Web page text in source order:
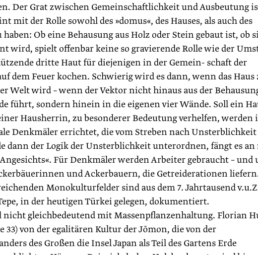
Der Grat zwischen Gemeinschaftlichkeit und Ausbeutung
mit der Rolle sowohl des »domus«, des Hauses, als auch des
Ob eine Behausung aus Holz oder Stein gebaut ist, ob
wird, spielt offenbar keine so gravierende Rolle wie der
dritte Haut für diejenigen in der Gemein- schaft der
dem Feuer kochen. Schwierig wird es dann, wenn das Haus
wird – wenn der Vektor nicht hinaus aus der
führt, sondern hinein in die eigenen vier Wände. Soll ein
Hausherrin, zu besonderer Bedeutung verhelfen, werden
Denkmäler errichtet, die vom Streben nach Unsterblichkeit
dann der Logik der Unsterblichkeit unterordnen, fängt es
Für Denkmäler werden Arbeiter gebraucht – und
und Ackerbauern, die Getreiderationen
Monokulturfelder sind aus dem 7. Jahrtausend
in der heutigen Türkei gelegen, dokumentiert.
nicht gleichbedeutend mit Massenpflanzenhaltung. Florian
33) von der egalitären Kultur der Jōmon, die von der
des Großen die Insel Japan als Teil des Gartens Erde